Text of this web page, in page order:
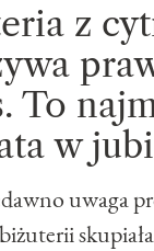
z
To
w
uwaga